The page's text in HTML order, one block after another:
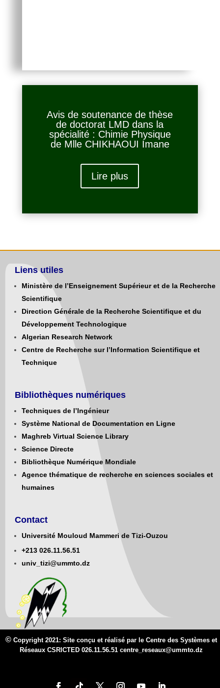
Avis de soutenance de thèse
de doctorat LMD dans la
spécialité : Chimie Physique
de Mlle CHIKHAOUI Imane
Lire plus
Liens utiles
Ministère de l’Enseignement Supérieur et de la Recherche
Scientifique
Direction Générale de la Recherche Scientifique et du
Développement Technologique
Algerian Research Network
Centre de Recherche sur l’Information Scientifique et
Technique
Bibliothèques numériques
Techniques de l’Ingénieur
Système National de Documentation en Ligne
Maghreb Virtual Science Library
Science Directe
Bibliothèque Numérique Mondiale
Agence thématique de recherche en sciences sociales et
humaines
Contact
Université Mouloud Mammeri de Tizi-Ouzou
+213 026.11.56.51
univ_tizi@ummto.dz
© Copyright 2021: Site conçu et réalisé par le Centre des Systèmes et
Réseaux CSRICTED 026.11.56.51 centre_reseaux@ummto.dz